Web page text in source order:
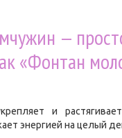
—
«Фонтан
и
энергией на целый